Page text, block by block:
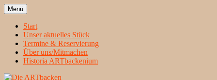
Zum
Inhalt
springen
Die ARTbacken
Menü
Start
Unser aktuelles Stück
Termine & Reservierung
Über uns/Mitmachen
Historia ARTbackenium